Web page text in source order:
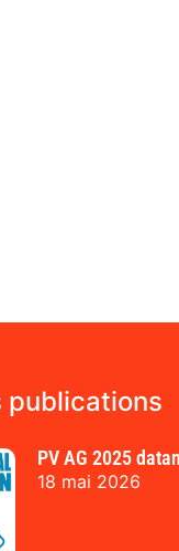
publications
PV AG 2025
18 mai 2026